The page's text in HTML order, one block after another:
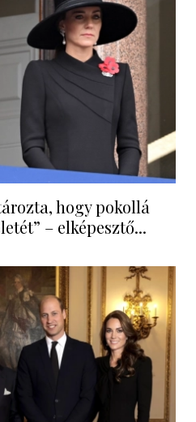
hogy pokollá
– elképesztő...